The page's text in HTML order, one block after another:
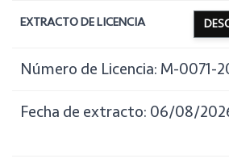
EXTRACTO DE LICENCIA
Número de Licencia: M-0071-
Fecha de extracto: 06/08/